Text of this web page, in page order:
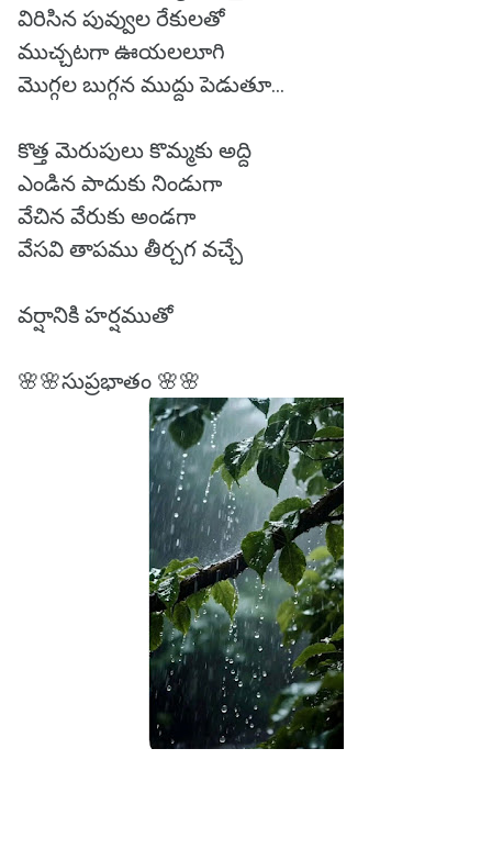
విరిసిన పువ్వుల రేకులతో
ముచ్చటగా ఊయలలూగి
మొగ్గల బుగ్గన ముద్దు పెడుతూ...
కొత్త మెరుపులు కొమ్మకు అద్ది
ఎండిన పాదుకు నిండుగా
వేచిన వేరుకు అండగా
వేసవి తాపము తీర్చగ వచ్చే
వర్షానికి హర్షముతో
🌸🌸సుప్రభాతం 🌸🌸